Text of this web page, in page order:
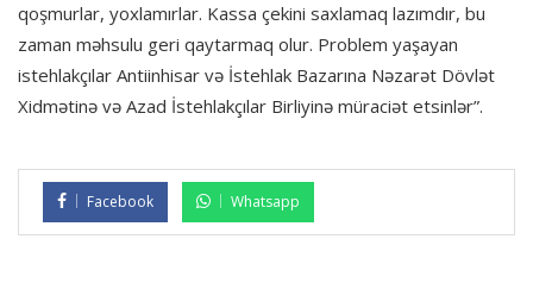
qoşmurlar, yoxlamırlar. Kassa çekini saxlamaq lazımdır, bu
zaman məhsulu geri qaytarmaq olur. Problem yaşayan
istehlakçılar Antiinhisar və İstehlak Bazarına Nəzarət Dövlət
Xidmətinə və Azad İstehlakçılar Birliyinə müraciət etsinlər”.
Facebook Whatsapp